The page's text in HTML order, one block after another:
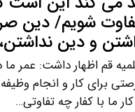
شویم/ دین
و دین
قم اظهار داشت: عمر ما
برای کار و انجام
ما با کفار چه تفاوتی…